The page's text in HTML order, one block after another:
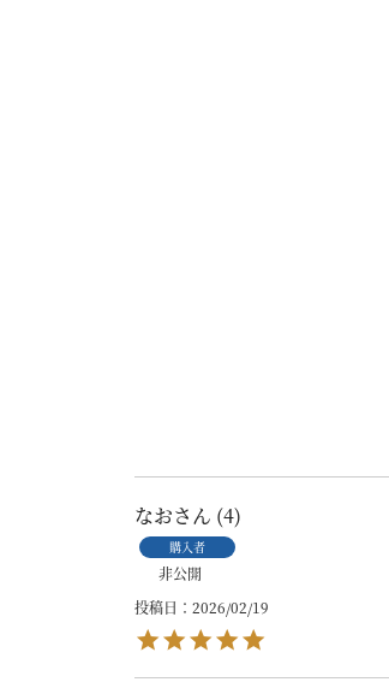
なお 4
購入者
非公開
投稿日
2026/02/19